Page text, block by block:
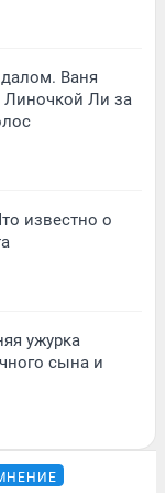
Ваня
Линочкой Ли за
известно о
ужурка
сына и